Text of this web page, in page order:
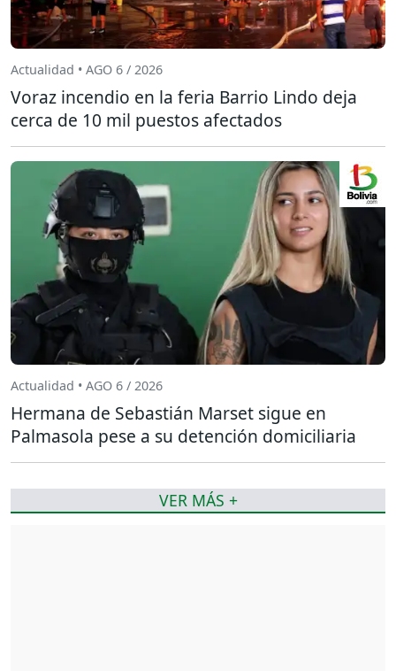
Actualidad • AGO 6 / 2026
Voraz incendio en la feria Barrio Lindo deja
cerca de 10 mil puestos afectados
Actualidad • AGO 6 / 2026
Hermana de Sebastián Marset sigue en
Palmasola pese a su detención domiciliaria
VER MÁS +